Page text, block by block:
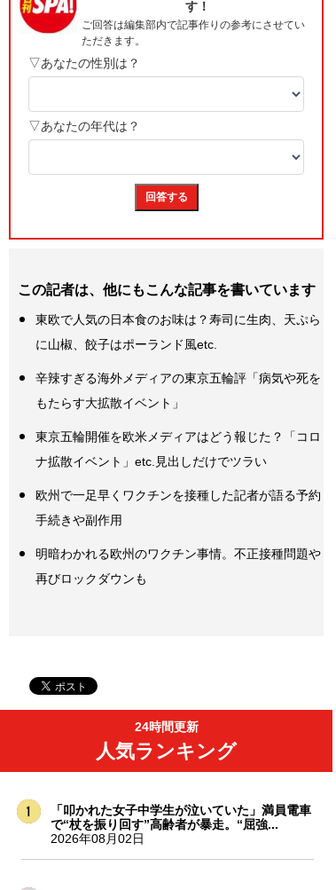
この記者は、他にもこんな記事を書いています
東欧で人気の日本食のお味は？寿司に生肉、天ぷら
に山椒、餃子はポーランド風etc.
辛辣すぎる海外メディアの東京五輪評「病気や死を
もたらす大拡散イベント」
東京五輪開催を欧米メディアはどう報じた？「コロ
ナ拡散イベント」etc.見出しだけでツラい
欧州で一足早くワクチンを接種した記者が語る予約
手続きや副作用
明暗わかれる欧州のワクチン事情。不正接種問題や
再びロックダウンも
24時間更新
人気ランキング
「叩かれた女子中学生が泣いていた」満員電車
で“杖を振り回す”高齢者が暴走。“屈強...
2026年08月02日